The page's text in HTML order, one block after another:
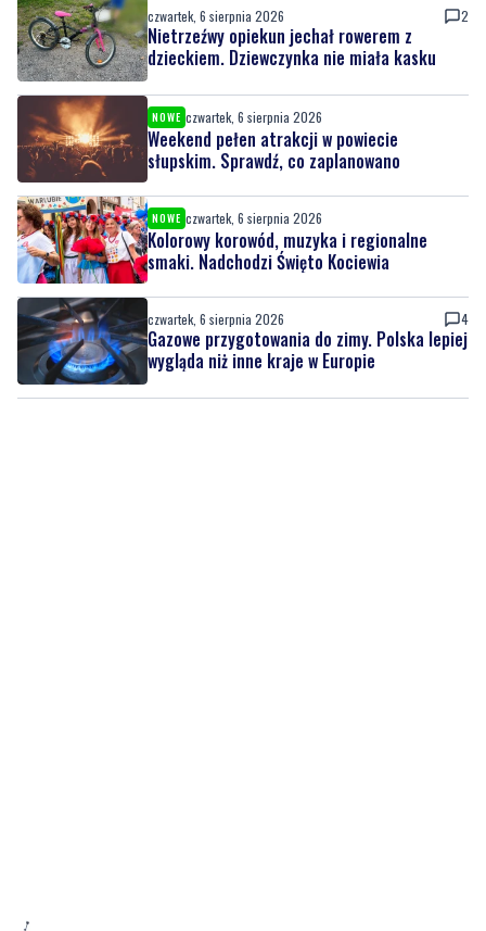
czwartek, 6 sierpnia 2026 2
Nietrzeźwy opiekun jechał rowerem z
dzieckiem. Dziewczynka nie miała kasku
NOWE czwartek, 6 sierpnia 2026
Weekend pełen atrakcji w powiecie
słupskim. Sprawdź, co zaplanowano
NOWE czwartek, 6 sierpnia 2026
Kolorowy korowód, muzyka i regionalne
smaki. Nadchodzi Święto Kociewia
czwartek, 6 sierpnia 2026 4
Gazowe przygotowania do zimy. Polska lepiej
wygląda niż inne kraje w Europie